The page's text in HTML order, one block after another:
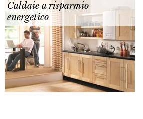
Caldaie a risparmio
energetico